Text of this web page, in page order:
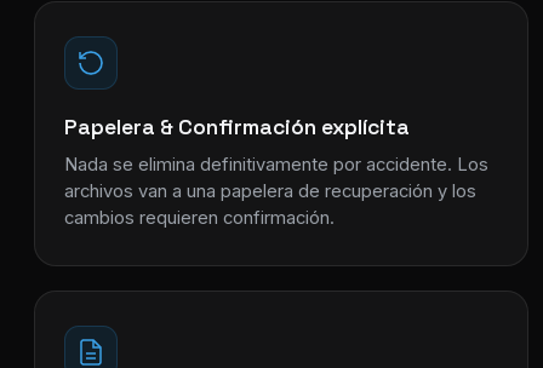
Papelera & Confirmación explícita
Nada se elimina definitivamente por accidente. Los
archivos van a una papelera de recuperación y los
cambios requieren confirmación.